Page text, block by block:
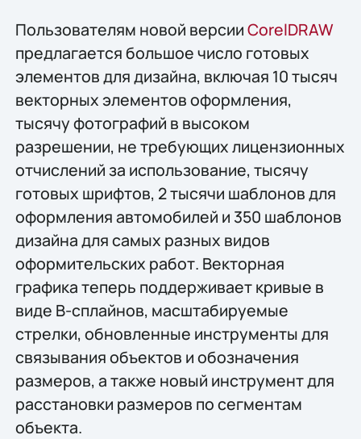
Пользователям новой версииCorelDRAW
предлагается большое число готовых
элементов для дизайна, включая 10 тысяч
векторных элементов оформления,
тысячу фотографий в высоком
разрешении, не требующих лицензионных
отчислений за использование, тысячу
готовых шрифтов, 2 тысячи шаблонов для
оформления автомобилей и 350 шаблонов
дизайна для самых разных видов
оформительских работ. Векторная
графика теперь поддерживает кривые в
виде B-сплайнов, масштабируемые
стрелки, обновленные инструменты для
связывания объектов и обозначения
размеров, а также новый инструмент для
расстановки размеров по сегментам
объекта.